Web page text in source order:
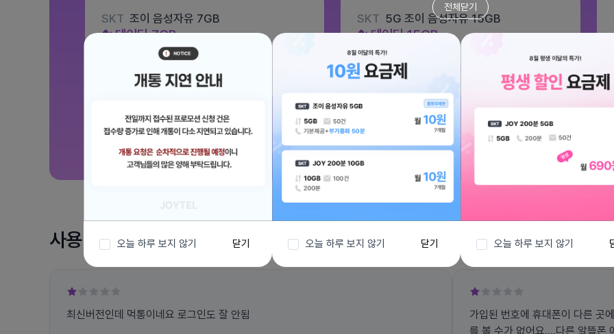
SKT 조이 음성자유 7GB
데이터7GB
문자 100건
월 3,300원
SKT 5G 조이 음성자유 15GB
데이터15GB
통화 기본제공
월 6,600원
사용 후기
최신버전인데 먹통이네요 로그인도 잘 안됨
가입된 번호에 휴대폰이 다른 곳
를 볼 수가 없어요....다른 알뜰폰
전체닫기
오늘 하루 보지 않기 닫기 오늘 하루 보지 않기 닫기 오늘 하루 보지 않기